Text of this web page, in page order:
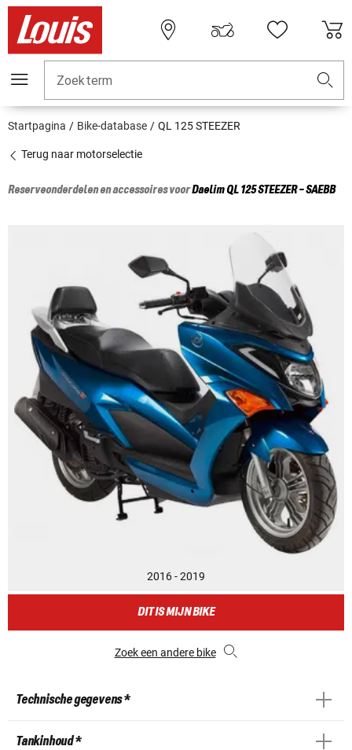
Zoekterm
Startpagina Bike-database QL 125 STEEZER
Terug naar motorselectie
Reserveonderdelen en accessoires voorDaelimQL 125 STEEZER - SAEBB
2016 - 2019
DIT IS MIJN BIKE
Zoek een andere bike
Technische gegevens *
Tankinhoud *